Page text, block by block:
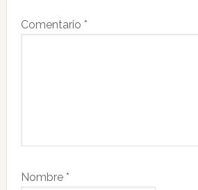
Comentario *
Nombre *